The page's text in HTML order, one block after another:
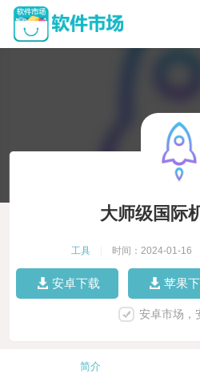
大师级国际
工具 时间：2024-01-16
安卓下载 苹果
安卓市场，
简介